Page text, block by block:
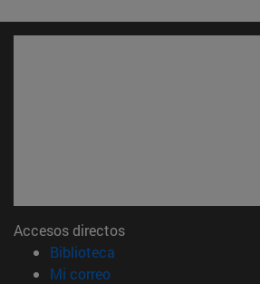
Accesos directos
Biblioteca
Mi correo(abre en nueva ventana)